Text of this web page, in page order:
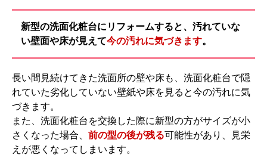
新型の洗面化粧台にリフォームすると、汚れていな
い壁面や床が見えて今の汚れに気づきます。
長い間見続けてきた洗面所の壁や床も、洗面化粧台で隠
れていた劣化していない壁紙や床を見ると今の汚れに気
づきます。
また、洗面化粧台を交換した際に新型の方がサイズが小
さくなった場合、 前の型の後が残る可能性があり、見栄
えが悪くなってしまいます。